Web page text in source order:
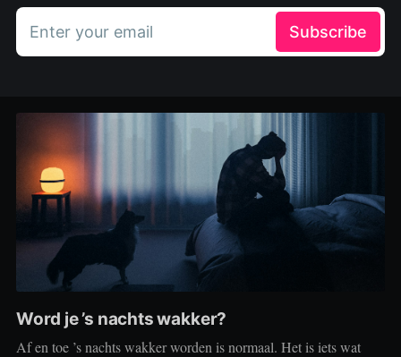
Enter your email Subscribe
Word je ’s nachts wakker?
Af en toe ’s nachts wakker worden is normaal. Het is iets wat